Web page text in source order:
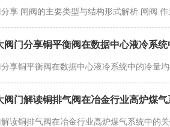
享 闸阀的主要类型与结构形式解析 闸阀
阀门分享​铜平衡阀在数据中心液冷系
享铜平衡阀在数据中心液冷系统中的冷量
阀门解读铜排气阀在冶金行业高炉煤
读铜排气阀在冶金行业高炉煤气系统中的